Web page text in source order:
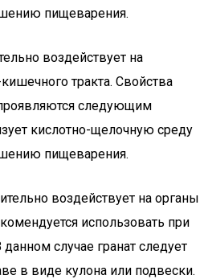
пищеварения.
воздействует на
тракта. Свойства
следующим
кислотно-щелочную среду
пищеварения.
воздействует на органы
использовать при
случае гранат следует
в виде кулона или подвески.